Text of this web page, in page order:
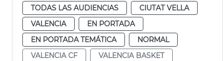
TODAS LAS AUDIENCIAS
CIUTAT VELLA
VALENCIA
EN PORTADA
EN PORTADA TEMÁTICA
NORMAL
VALENCIA CF
VALENCIA BASKET